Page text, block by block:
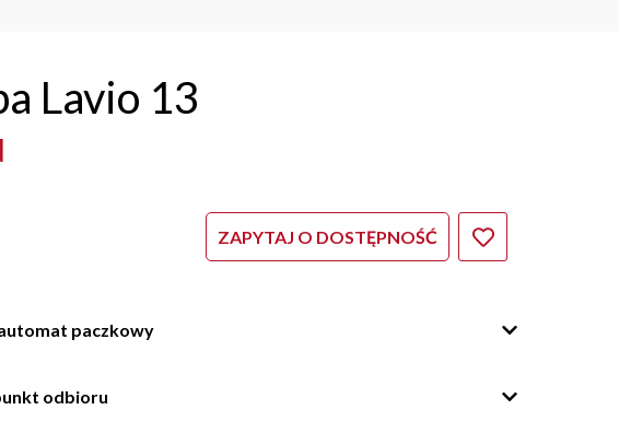
Lavio 13
ZAPYTAJ O DOSTĘPNOŚĆ
paczkowy
odbioru